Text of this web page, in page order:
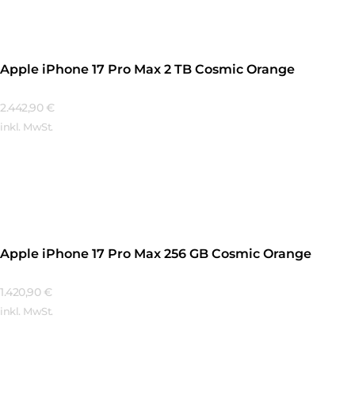
Apple iPhone 17 Pro Max 2 TB Cosmic Orange
2.442,90 €
inkl. MwSt.
Apple iPhone 17 Pro Max 256 GB Cosmic Orange
1.420,90 €
inkl. MwSt.